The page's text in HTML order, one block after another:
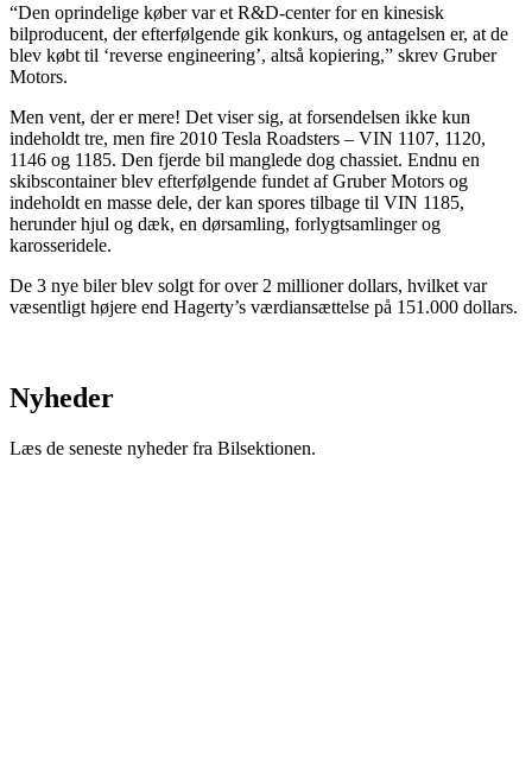
“Den oprindelige køber var et R&D-center for en kinesisk
bilproducent, der efterfølgende gik konkurs, og antagelsen er, at de
blev købt til ‘reverse engineering’, altså kopiering,” skrev Gruber
Motors.
Men vent, der er mere! Det viser sig, at forsendelsen ikke kun
indeholdt tre, men fire 2010 Tesla Roadsters – VIN 1107, 1120,
1146 og 1185. Den fjerde bil manglede dog chassiet. Endnu en
skibscontainer blev efterfølgende fundet af Gruber Motors og
indeholdt en masse dele, der kan spores tilbage til VIN 1185,
herunder hjul og dæk, en dørsamling, forlygtsamlinger og
karosseridele.
De 3 nye biler blev solgt for over 2 millioner dollars, hvilket var
væsentligt højere end Hagerty’s værdiansættelse på 151.000 dollars.
Nyheder
Læs de seneste nyheder fra Bilsektionen.